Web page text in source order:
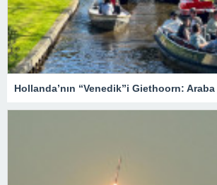
Hollanda’nın “Venedik”i Giethoorn: